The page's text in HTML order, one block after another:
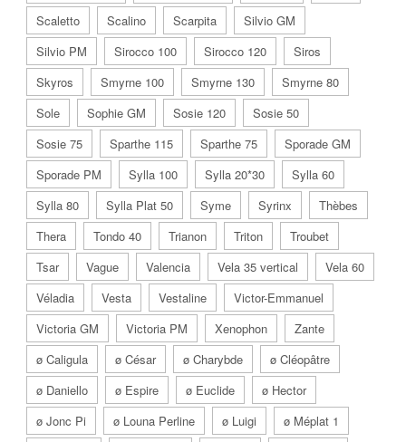
Scaletto
Scalino Scarpita
Silvio GM
Silvio PM
Sirocco 100 Sirocco 120
Siros
Skyros
Smyrne 100 Smyrne 130
Smyrne 80
Sole
Sophie GM Sosie 120
Sosie 50
Sosie 75
Sparthe 115 Sparthe 75
Sporade GM
Sporade PM
Sylla 100 Sylla 20*30
Sylla 60
Sylla 80
Sylla Plat 50 Syme Syrinx
Thèbes
Thera
Tondo 40 Trianon Triton
Troubet
Tsar
Vague Valencia Vela 35 vertical
Vela 60
Véladia
Vesta Vestaline
Victor-Emmanuel
Victoria GM
Victoria PM Xenophon
Zante
ø Caligula
ø César ø Charybde
ø Cléopâtre
ø Daniello
ø Espire ø Euclide
ø Hector
ø Jonc Pi
ø Louna Perline ø Luigi
ø Méplat 1